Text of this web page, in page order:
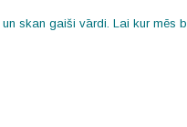
skan gaiši vārdi. Lai kur mēs